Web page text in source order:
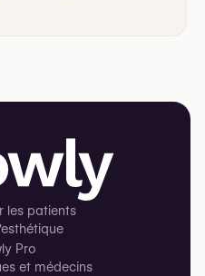
les patients
Pro
et médecins